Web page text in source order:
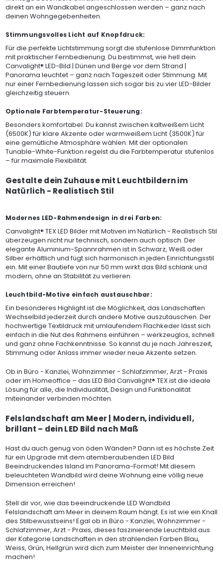
direkt an ein Wandkabel angeschlossen werden – ganz nach
deinen Wohngegebenheiten.
Stimmungsvolles Licht auf Knopfdruck:
Für die perfekte Lichtstimmung sorgt die stufenlose Dimmfunktion
mit praktischer Fernbedienung. Du bestimmst, wie hell dein
Canvalight® LED-Bild | Dünen und Berge vor dem Strand |
Panorama leuchtet – ganz nach Tageszeit oder Stimmung. Mit
nur einer Fernbedienung lassen sich sogar bis zu vier LED-Bilder
gleichzeitig steuern.
Optionale Farbtemperatur-Steuerung:
Besonders komfortabel: Du kannst zwischen kaltweißem Licht
(6500K) für klare Akzente oder warmweißem Licht (3500K) für
eine gemütliche Atmosphäre wählen. Mit der optionalen
Tunable-White-Funktion regelst du die Farbtemperatur stufenlos
– für maximale Flexibilität.
Gestalte dein Zuhause mit Leuchtbildern im
Natürlich - Realistisch Stil
Modernes LED-Rahmendesign in drei Farben:
Canvalight® TEX LED Bilder mit Motiven im Natürlich - Realistisch Stil
überzeugen nicht nur technisch, sondern auch optisch. Der
elegante Aluminium-Spannrahmen ist in Schwarz, Weiß oder
Silber erhältlich und fügt sich harmonisch in jeden Einrichtungsstil
ein. Mit einer Bautiefe von nur 50 mm wirkt das Bild schlank und
modern, ohne an Stabilität zu verlieren.
Leuchtbild-Motive einfach austauschbar:
Ein besonderes Highlight ist die Möglichkeit, das Landschaften
Wechselbild jederzeit durch andere Motive auszutauschen. Der
hochwertige Textildruck mit umlaufendem Flachkeder lässt sich
einfach in die Nut des Rahmens einführen – werkzeuglos, schnell
und ganz ohne Fachkenntnisse. So kannst du je nach Jahreszeit,
Stimmung oder Anlass immer wieder neue Akzente setzen.
Ob in Büro - Kanzlei, Wohnzimmer - Schlafzimmer, Arzt - Praxis
oder im Homeoffice – das LED Bild Canvalight® TEX ist die ideale
Lösung für alle, die Individualität, Design und Funktionalität
miteinander verbinden möchten.
Felslandschaft am Meer | Modern, individuell,
brillant – dein LED Bild nach Maß
Hast du auch genug von öden Wänden? Dann ist es höchste Zeit
für ein Upgrade mit dem atemberaubenden LED Bild
Beeindruckendes Island im Panorama-Format! Mit diesem
beleuchteten Wandbild wird deine Wohnung eine völlig neue
Dimension erreichen!
Stell dir vor, wie das beeindruckende LED Wandbild
Felslandschaft am Meer in deinem Raum hängt. Es ist wie ein Knall
des Stilbewusstseins! Egal ob in Büro - Kanzlei, Wohnzimmer -
Schlafzimmer, Arzt - Praxis, dieses faszinierende Leuchtbild aus
der Kategorie Landschaften in den strahlenden Farben Blau,
Weiss, Grün, Hellgrün wird dich zum Meister der Inneneinrichtung
machen!